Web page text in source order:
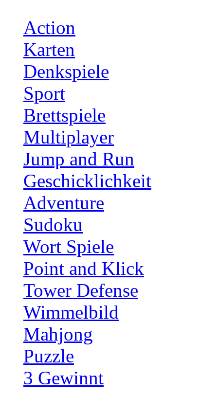
Action
Karten
Denkspiele
Sport
Brettspiele
Multiplayer
Jump and Run
Geschicklichkeit
Adventure
Sudoku
Wort Spiele
Point and Klick
Tower Defense
Wimmelbild
Mahjong
Puzzle
3 Gewinnt